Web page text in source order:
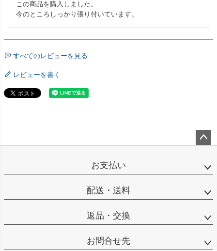
この商品を購入しました。
今のところしっかり張り付いています。
すべてのレビューを見る
レビューを書く
ップ
お支払い
配送・送料
返品・交換
お問合せ先